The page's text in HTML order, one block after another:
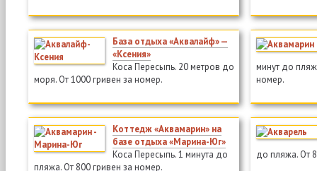
База отдыха «Аквалайф» —
«Ксения»
Коса Пересыпь. 20 метров до
моря. От 1000 гривен за номер.
минут до
номер.
Коттедж «Аквамарин» на
базе отдыха «Марина-Юг»
Коса Пересыпь. 1 минута до
пляжа. От 800 гривен за номер.
до пляжа. От